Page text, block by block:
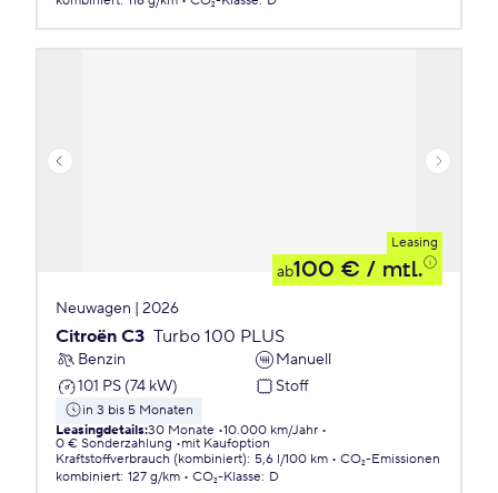
Leasing
ab100 € / mtl.
Neuwagen | 2026
Citroën C3 Turbo 100 PLUS
Benzin
Manuell
101 PS (74 kW)
Stoff
in 3 bis 5 Monaten
Leasingdetails:30 Monate 10.000 km/Jahr
0 € Sonderzahlung
mit Kaufoption
Kraftstoffverbrauch (kombiniert): 5,6 l/100 km
CO₂-Emissionen
kombiniert: 127 g/km CO₂-Klasse: D